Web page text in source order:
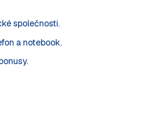
společnosti.
a notebook.